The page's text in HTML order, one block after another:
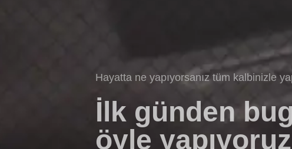
Hayatta ne yapıyorsanız tüm kalbinizle
İlk günden
öyle